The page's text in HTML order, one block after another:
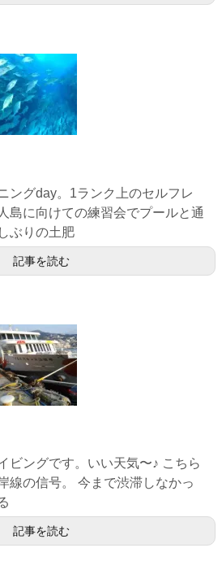
ングday。1ランク上のセルフレ
島に向けての練習会でプールと通
ぶりの土肥
記事を読む
ビングです。いい天気〜♪ こちら
線の信号。 今まで渋滞しなかっ
記事を読む